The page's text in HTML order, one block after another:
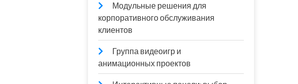
Модульные решения для
корпоративного обслуживания
клиентов
Группа видеоигр и
анимационных проектов